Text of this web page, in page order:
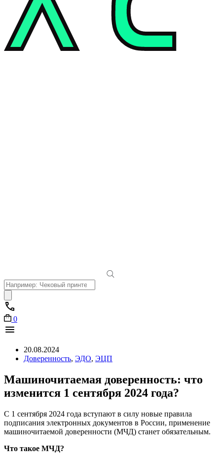
Поиск
товаров
0
20.08.2024
Доверенность, ЭДО, ЭЦП
Машиночитаемая доверенность: что
изменится 1 сентября 2024 года?
С 1 сентября 2024 года вступают в силу новые правила
подписания электронных документов в России, применение
машиночитаемой доверенности (МЧД) станет обязательным.
Что такое МЧД?